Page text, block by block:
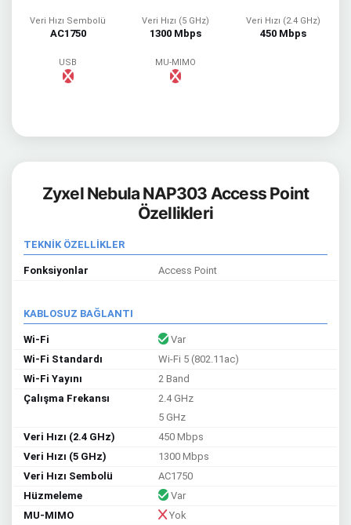
Veri Hızı Sembolü
AC1750
Veri Hızı (5 GHz)
1300 Mbps
Veri Hızı (2.4 GHz)
450 Mbps
USB MU-MIMO
Zyxel Nebula NAP303 Access Point
Özellikleri
TEKNİK ÖZELLİKLER
Fonksiyonlar Access Point
KABLOSUZ BAĞLANTI
Wi-Fi
Var
Wi-Fi Standardı
Wi-Fi 5 (802.11ac)
Wi-Fi Yayını
2 Band
Çalışma Frekansı
2.4 GHz
5 GHz
Veri Hızı (2.4 GHz)
450 Mbps
Veri Hızı (5 GHz)
1300 Mbps
Veri Hızı Sembolü
AC1750
Hüzmeleme
Var
MU-MIMO
Yok